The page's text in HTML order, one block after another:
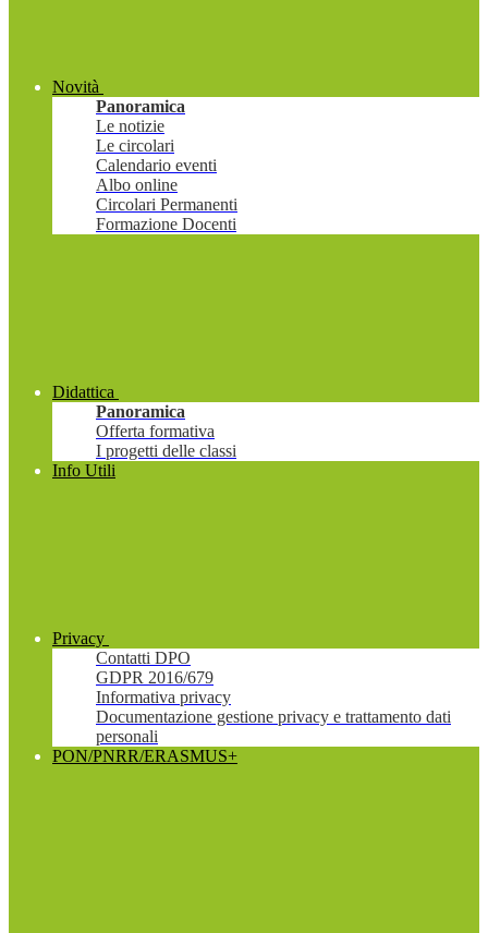
Novità
Panoramica
Le notizie
Le circolari
Calendario eventi
Albo online
Circolari Permanenti
Formazione Docenti
Didattica
Panoramica
Offerta formativa
I progetti delle classi
Info Utili
Privacy
Contatti DPO
GDPR 2016/679
Informativa privacy
Documentazione gestione privacy e trattamento dati
personali
PON/PNRR/ERASMUS+